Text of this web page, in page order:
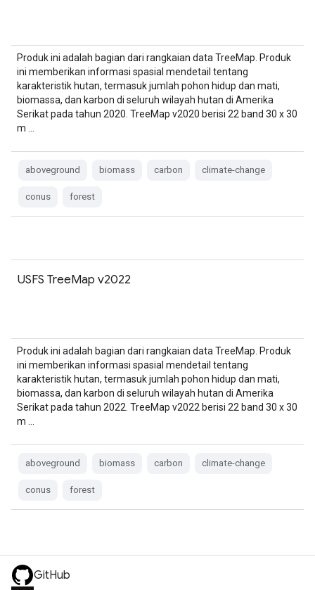
Produk ini adalah bagian dari rangkaian data TreeMap. Produk
ini memberikan informasi spasial mendetail tentang
karakteristik hutan, termasuk jumlah pohon hidup dan mati,
biomassa, dan karbon di seluruh wilayah hutan di Amerika
Serikat pada tahun 2020. TreeMap v2020 berisi 22 band 30 x 30
m …
aboveground biomass carbon climate-change
conus forest
USFS TreeMap v2022
Produk ini adalah bagian dari rangkaian data TreeMap. Produk
ini memberikan informasi spasial mendetail tentang
karakteristik hutan, termasuk jumlah pohon hidup dan mati,
biomassa, dan karbon di seluruh wilayah hutan di Amerika
Serikat pada tahun 2022. TreeMap v2022 berisi 22 band 30 x 30
m …
aboveground biomass carbon climate-change
conus forest
GitHub